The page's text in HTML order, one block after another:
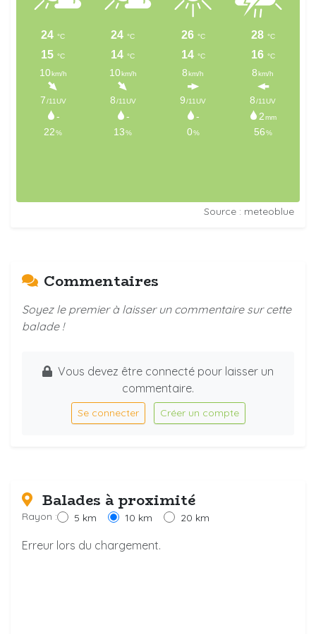
Source : meteoblue
Commentaires
Soyez le premier à laisser un commentaire sur cette
balade !
Vous devez être connecté pour laisser un
commentaire.
Se connecter Créer un compte
Balades à proximité
Rayon : 5 km 10 km 20 km
Erreur lors du chargement.